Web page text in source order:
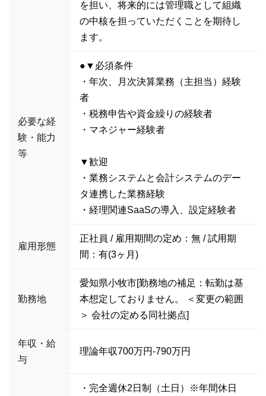
を担い、将来的には管理職として組織
の中核を担っていただくことを期待し
ます。
必要な経
験・能力
等
●▼必須条件
・年次、月次決算業務（主担当）経験
者
・税務申告や資金繰りの経験者
・マネジャー経験者
▼歓迎
・業務システムと会計システムのデー
タ連携した業務経験
・経理関連SaaSの導入、設定経験者
雇用形態
正社員 / 雇用期間の定め：無 / 試用期
間：有(3ヶ月)
勤務地
愛知県小牧市[勤務地の補足：転勤は基
本想定しておりません。 ＜変更の範囲
＞ 会社の定める同社拠点]
年収・給
与
理論年収700万円-790万円
・完全週休2日制（土日）※年間休日